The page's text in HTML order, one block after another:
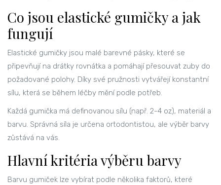
Co jsou elastické gumičky a jak
fungují
Elastické gumičky jsou malé barevné pásky, které se
připevňují na drátky rovnátka a pomáhají přesouvat zuby do
požadované polohy. Díky své pružnosti vytvářejí konstantní
sílu, která se během léčby mění podle potřeb.
Každá gumička má definovanou sílu (např. 2-4 oz), materiál a
barvu. Správná síla je určena ortodontistou, ale výběr barvy
zůstává na vás.
Hlavní kritéria výběru barvy
Barvu gumiček lze vybírat podle několika faktorů, které